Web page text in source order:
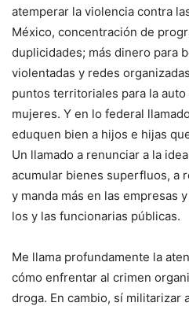
atemperar la violencia contra
México, concentración de
duplicidades; más dinero para
violentadas y redes
puntos territoriales para la
mujeres. Y en lo federal
eduquen bien a hijos e hijas
Un llamado a renunciar a la
acumular bienes superfluos, a
y manda más en las empresas
los y las funcionarias públicas.
Me llama profundamente la
cómo enfrentar al crimen
droga. En cambio, sí militarizar